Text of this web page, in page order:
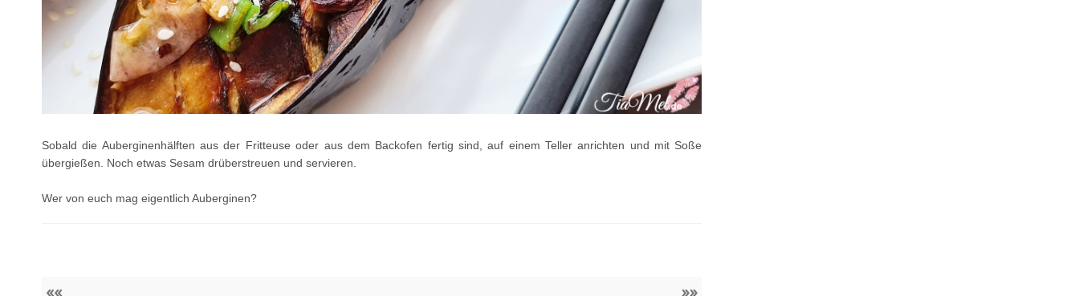
Sobald die Auberginenhälften aus der Fritteuse oder aus dem Backofen fertig sind, auf einem Teller anrichten und mit Soße
übergießen. Noch etwas Sesam drüberstreuen und servieren.
Wer von euch mag eigentlich Auberginen?
«« »»